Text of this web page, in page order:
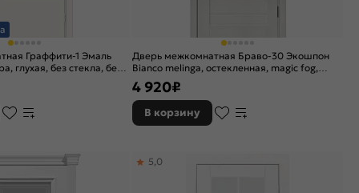
Граффити-1 Эмаль
глухая, без стекла, без
щитовая
Дверь межкомнатная Браво-30 Экошпон
Bianco melinga, остекленная, magic fog,
царговая
4 920₽
В корзину
5,0